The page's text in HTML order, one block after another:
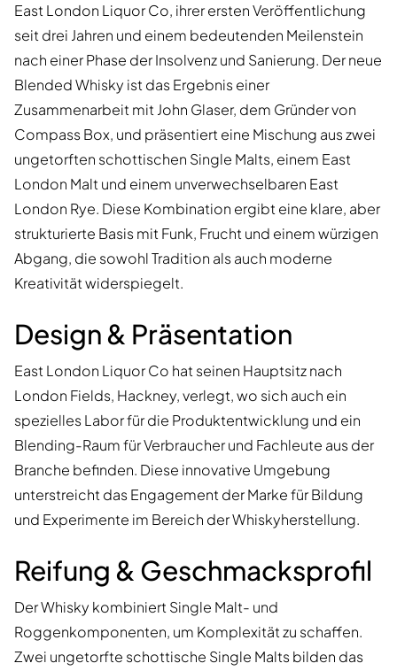
East London Liquor Co, ihrer ersten Veröffentlichung
seit drei Jahren und einem bedeutenden Meilenstein
nach einer Phase der Insolvenz und Sanierung. Der neue
Blended Whisky ist das Ergebnis einer
Zusammenarbeit mit John Glaser, dem Gründer von
Compass Box, und präsentiert eine Mischung aus zwei
ungetorften schottischen Single Malts, einem East
London Malt und einem unverwechselbaren East
London Rye. Diese Kombination ergibt eine klare, aber
strukturierte Basis mit Funk, Frucht und einem würzigen
Abgang, die sowohl Tradition als auch moderne
Kreativität widerspiegelt.
Design & Präsentation
East London Liquor Co hat seinen Hauptsitz nach
London Fields, Hackney, verlegt, wo sich auch ein
spezielles Labor für die Produktentwicklung und ein
Blending-Raum für Verbraucher und Fachleute aus der
Branche befinden. Diese innovative Umgebung
unterstreicht das Engagement der Marke für Bildung
und Experimente im Bereich der Whiskyherstellung.
Reifung & Geschmacksprofil
Der Whisky kombiniert Single Malt- und
Roggenkomponenten, um Komplexität zu schaffen.
Zwei ungetorfte schottische Single Malts bilden das